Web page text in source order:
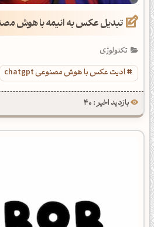
تبدیل عکس به انیمه با هوش
تکنولوژی
ادیت عکس با هوش مصنوعی chatgpt
بازدید اخیر : 40